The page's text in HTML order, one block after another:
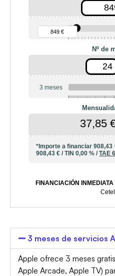
90 €
849 €
Nº de
3 meses
37,85
*Importe a financiar908,43
908,43 € /TIN0,00 % /TAE
FINANCIACIÓN INMEDIATA
3 meses de servicios
Apple ofrece 3 meses
Apple Arcade, Apple TV)